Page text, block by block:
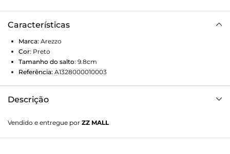
Características
Marca: Arezzo
Cor: Preto
Tamanho do salto: 9.8cm
Referência: A1328000010003
Descrição
médio fino prateado com detalhe geométrico superior e
ponta quadrada. Traz tira fina sobre os dedos. Possui tira
Vendido e entregue por ZZ MALL